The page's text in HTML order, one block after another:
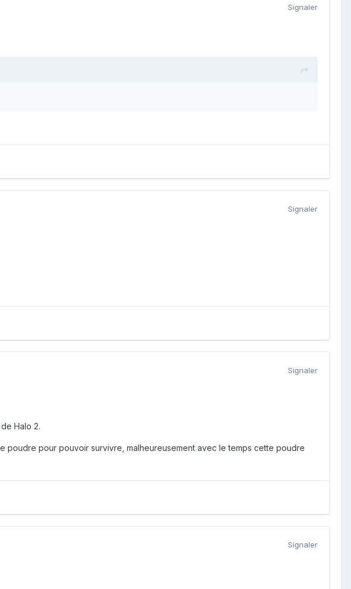
Signaler
Signaler
Signaler
Halo 2.
poudre pour pouvoir survivre, malheureusement avec le temps cette poudre
Signaler